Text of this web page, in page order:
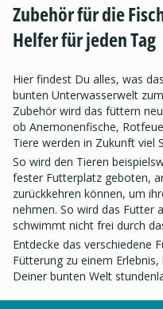
Zubehör für die
Helfer für jeden Tag
Hier findest Du alles, was
bunten Unterwasserwelt
Zubehör wird das füttern
ob Anemonenfische,
Tiere werden in Zukunft viel
So wird den Tieren
fester Futterplatz geboten,
zurückkehren können, um
nehmen. So wird das Futter
schwimmt nicht frei durch
Entdecke das verschiedene
Fütterung zu einem
Deiner bunten Welt